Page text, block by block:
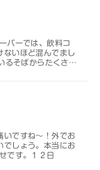
パーでは、飲料コ
ないほど混んでまし
るそばからたくさ…
ですね～！外でお
でしょう。本当にお
です。１２日